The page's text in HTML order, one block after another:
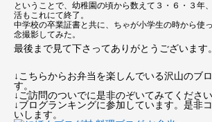
ということで、幼稚園の頃から数えて３・６・３年
活もこれにて終了。
中学校の卒業証書と共に、ちゃが小学生の時から使
念撮影してみた。
最後まで見て下さってありがとうございます。
↓こちらからお弁当を楽しんでいる沢山のブ
す。
↓ご訪問のついでに是非のぞいてみてください
↓ブログランキングに参加しています。是非
いします。